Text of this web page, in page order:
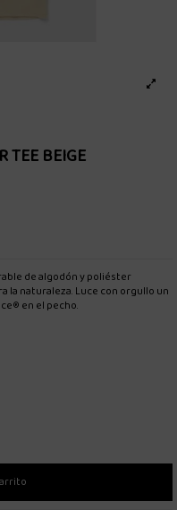
TEE BEIGE
de algodón y poliéster
la naturaleza. Luce con orgullo un
en el pecho.